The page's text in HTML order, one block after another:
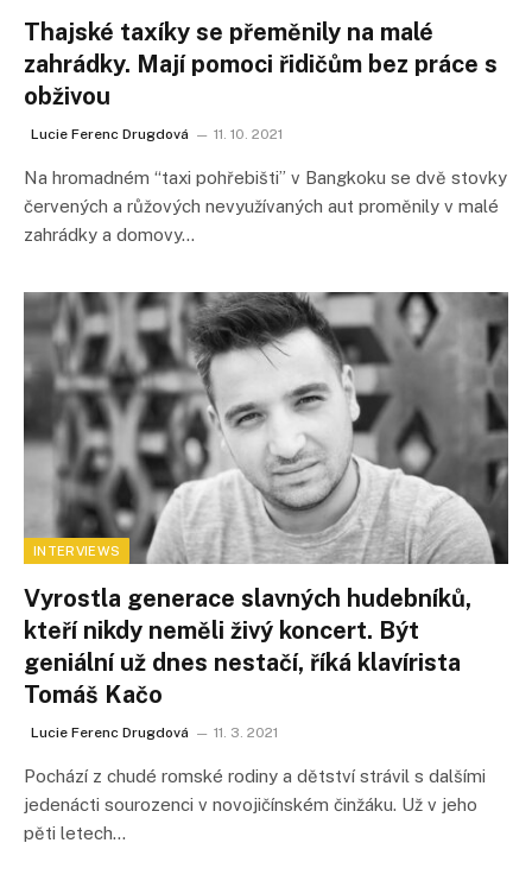
Thajské taxíky se přeměnily na malé
zahrádky. Mají pomoci řidičům bez práce s
obživou
Lucie Ferenc Drugdová 11. 10. 2021
Na hromadném “taxi pohřebišti” v Bangkoku se dvě stovky
červených a růžových nevyužívaných aut proměnily v malé
zahrádky a domovy…
INTERVIEWS
Vyrostla generace slavných hudebníků,
kteří nikdy neměli živý koncert. Být
geniální už dnes nestačí, říká klavírista
Tomáš Kačo
Lucie Ferenc Drugdová 11. 3. 2021
Pochází z chudé romské rodiny a dětství strávil s dalšími
jedenácti sourozenci v novojičínském činžáku. Už v jeho
pěti letech…